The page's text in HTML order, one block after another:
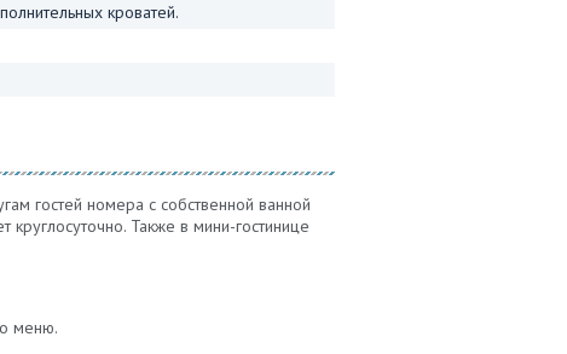
кроватей.
гостей номера с собственной ванной
Также в мини-гостинице
меню.